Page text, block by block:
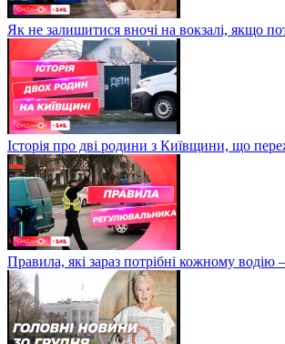
Як не залишитися вночі на вокзалі, якщо
Історія про дві родини з Київщини, що
Правила, які зараз потрібні кожному